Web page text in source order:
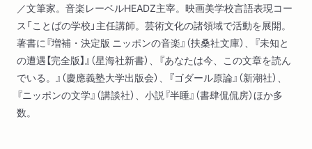
／文筆家。音楽レーベルHEADZ主宰。映画美学校言語表現コー
ス「ことばの学校」主任講師。芸術文化の諸領域で活動を展開。
著書に『増補・決定版 ニッポンの音楽』（扶桑社文庫）、『未知と
の遭遇【完全版】』（星海社新書）、『あなたは今、この文章を読ん
でいる。』（慶應義塾大学出版会）、『ゴダール原論』（新潮社）、
『ニッポンの文学』（講談社）、小説『半睡』（書肆侃侃房）ほか多
数。